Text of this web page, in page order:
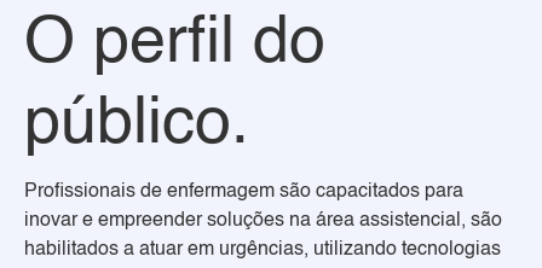
O perfil do
público.
Profissionais de enfermagem são capacitados para
inovar e empreender soluções na área assistencial, são
habilitados a atuar em urgências, utilizando tecnologias